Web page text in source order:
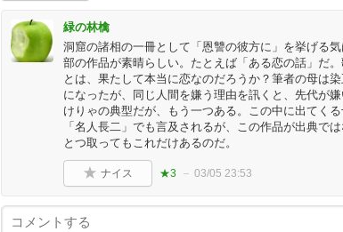
緑の林檎
洞窟の諸相の一冊として「恩讐の彼方に」を挙げる
部の作品が素晴らしい。たとえば「ある恋の話」だ
とは、果たして本当に恋なのだろうか？筆者の母は
になったが、同じ人間を嫌う理由を訊くと、先代が
けりゃの典型だが、もう一つある。この中に出てく
「名人長二」でも言及されるが、この作品が出典で
とつ取ってもこれだけあるのだ。
ナイス ★3 03/05 23:53